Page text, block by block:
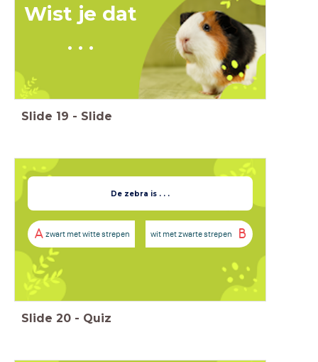
Wist je dat
. . .
Slide 19 - Slide
De zebra is . . .
A zwart met witte strepen B
wit met zwarte strepen
Slide 20 - Quiz